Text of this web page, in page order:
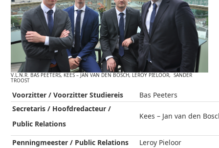
V.L.N.R. BAS PEETERS, KEES – JAN VAN DEN BOSCH, LEROY PIELOOR, SANDER
TROOST
Voorzitter / Voorzitter Studiereis
Bas Peeters
Secretaris / Hoofdredacteur /
Public Relations
Kees – Jan van den
Penningmeester / Public Relations
Leroy Pieloor